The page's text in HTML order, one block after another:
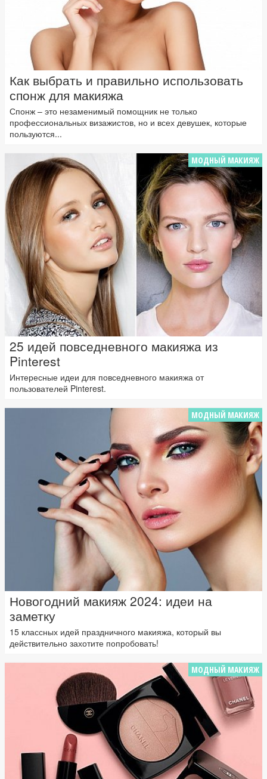
Как выбрать и правильно использовать
спонж для макияжа
Спонж – это незаменимый помощник не только
профессиональных визажистов, но и всех девушек, которые
пользуются...
МОДНЫЙ МАКИЯЖ
25 идей повседневного макияжа из
Pinterest
Интересные идеи для повседневного макияжа от
пользователей Pinterest.
МОДНЫЙ МАКИЯЖ
Новогодний макияж 2024: идеи на
заметку
15 классных идей праздничного макияжа, который вы
действительно захотите попробовать!
МОДНЫЙ МАКИЯЖ